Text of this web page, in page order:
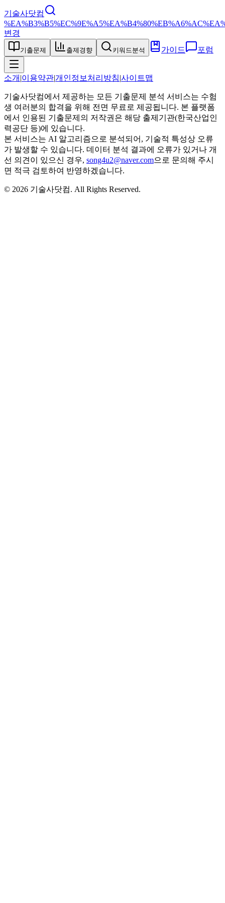
기술사닷컴
변경
기출문제 출제경향 키워드분석 가이드 포럼
소개 |이용약관|개인정보처리방침|사이트맵
기술사닷컴에서 제공하는 모든 기출문제 분석 서비스는 수험
생 여러분의 합격을 위해 전면 무료로 제공됩니다. 본 플랫폼
에서 인용된 기출문제의 저작권은 해당 출제기관(한국산업인
력공단 등)에 있습니다.
본 서비스는 AI 알고리즘으로 분석되어, 기술적 특성상 오류
가 발생할 수 있습니다. 데이터 분석 결과에 오류가 있거나 개
선 의견이 있으신 경우, song4u2@naver.com으로 문의해 주시
면 적극 검토하여 반영하겠습니다.
© 2026 기술사닷컴. All Rights Reserved.